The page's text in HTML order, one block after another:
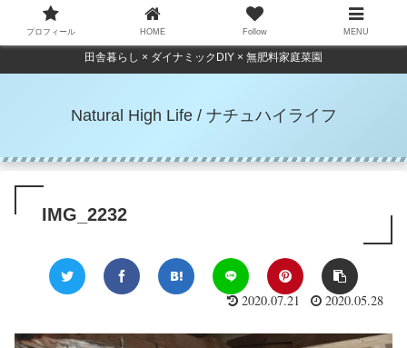
田舎暮らし × ダイナミックDIY × 無肥料家庭菜園
Natural High Life / ナチュハイライフ
IMG_2232
2020.07.21 2020.05.28
プロフィール HOME Follow MENU